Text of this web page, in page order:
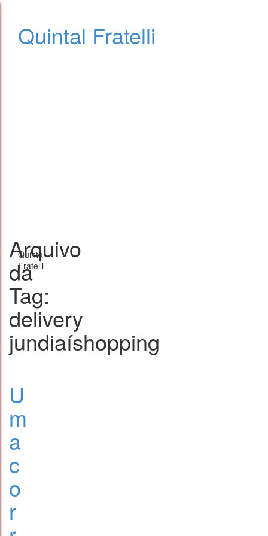
Quintal Fratelli
Arquivo
da
Tag:
delivery
jundiaíshopping
U
m
a
c
o
r
Quintal
Fratelli